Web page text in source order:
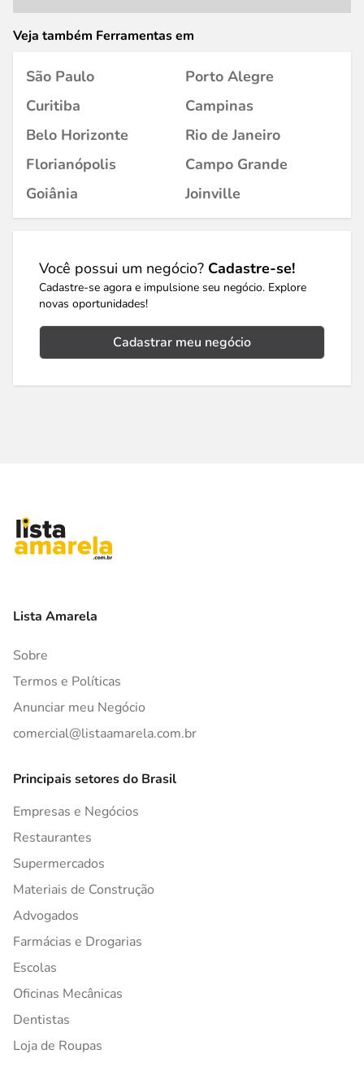
Veja também Ferramentas em
São Paulo
Porto Alegre
Curitiba
Campinas
Belo Horizonte
Rio de Janeiro
Florianópolis
Campo Grande
Goiânia
Joinville
Você possui um negócio? Cadastre-se!
Cadastre-se agora e impulsione seu negócio. Explore
novas oportunidades!
Cadastrar meu negócio
Lista Amarela
Sobre
Termos e Políticas
Anunciar meu Negócio
comercial@listaamarela.com.br
Principais setores do Brasil
Empresas e Negócios
Restaurantes
Supermercados
Materiais de Construção
Advogados
Farmácias e Drogarias
Escolas
Oficinas Mecânicas
Dentistas
Loja de Roupas